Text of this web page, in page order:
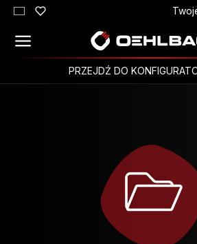
Przejdź do głównej zawartości
PRZEJDŹ DO